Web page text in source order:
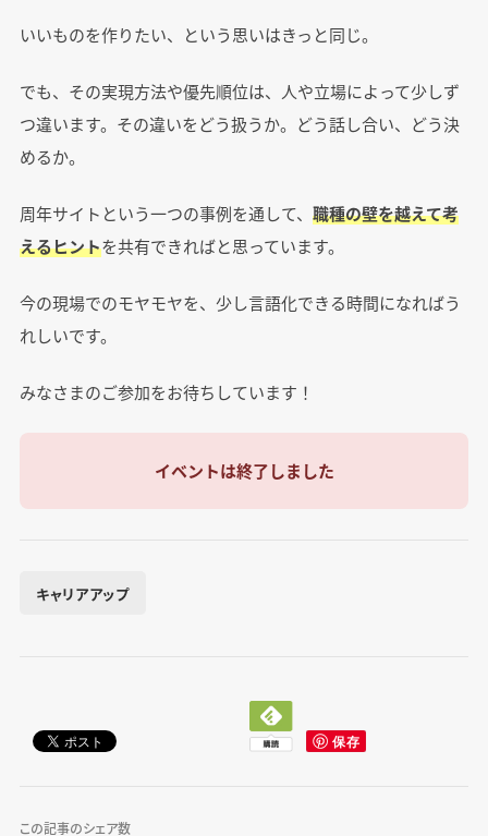
いいものを作りたい、という思いはきっと同じ。
でも、その実現方法や優先順位は、人や立場によって少しず
つ違います。その違いをどう扱うか。どう話し合い、どう決
めるか。
周年サイトという一つの事例を通して、 職種の壁を越えて考
えるヒントを共有できればと思っています。
今の現場でのモヤモヤを、少し言語化できる時間になればう
れしいです。
みなさまのご参加をお待ちしています！
イベントは終了しました
キャリアアップ
この記事のシェア数